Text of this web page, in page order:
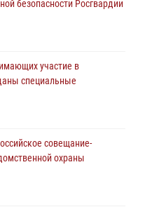
безопасности Росгвардии
участие в
специальные
совещание-
охраны